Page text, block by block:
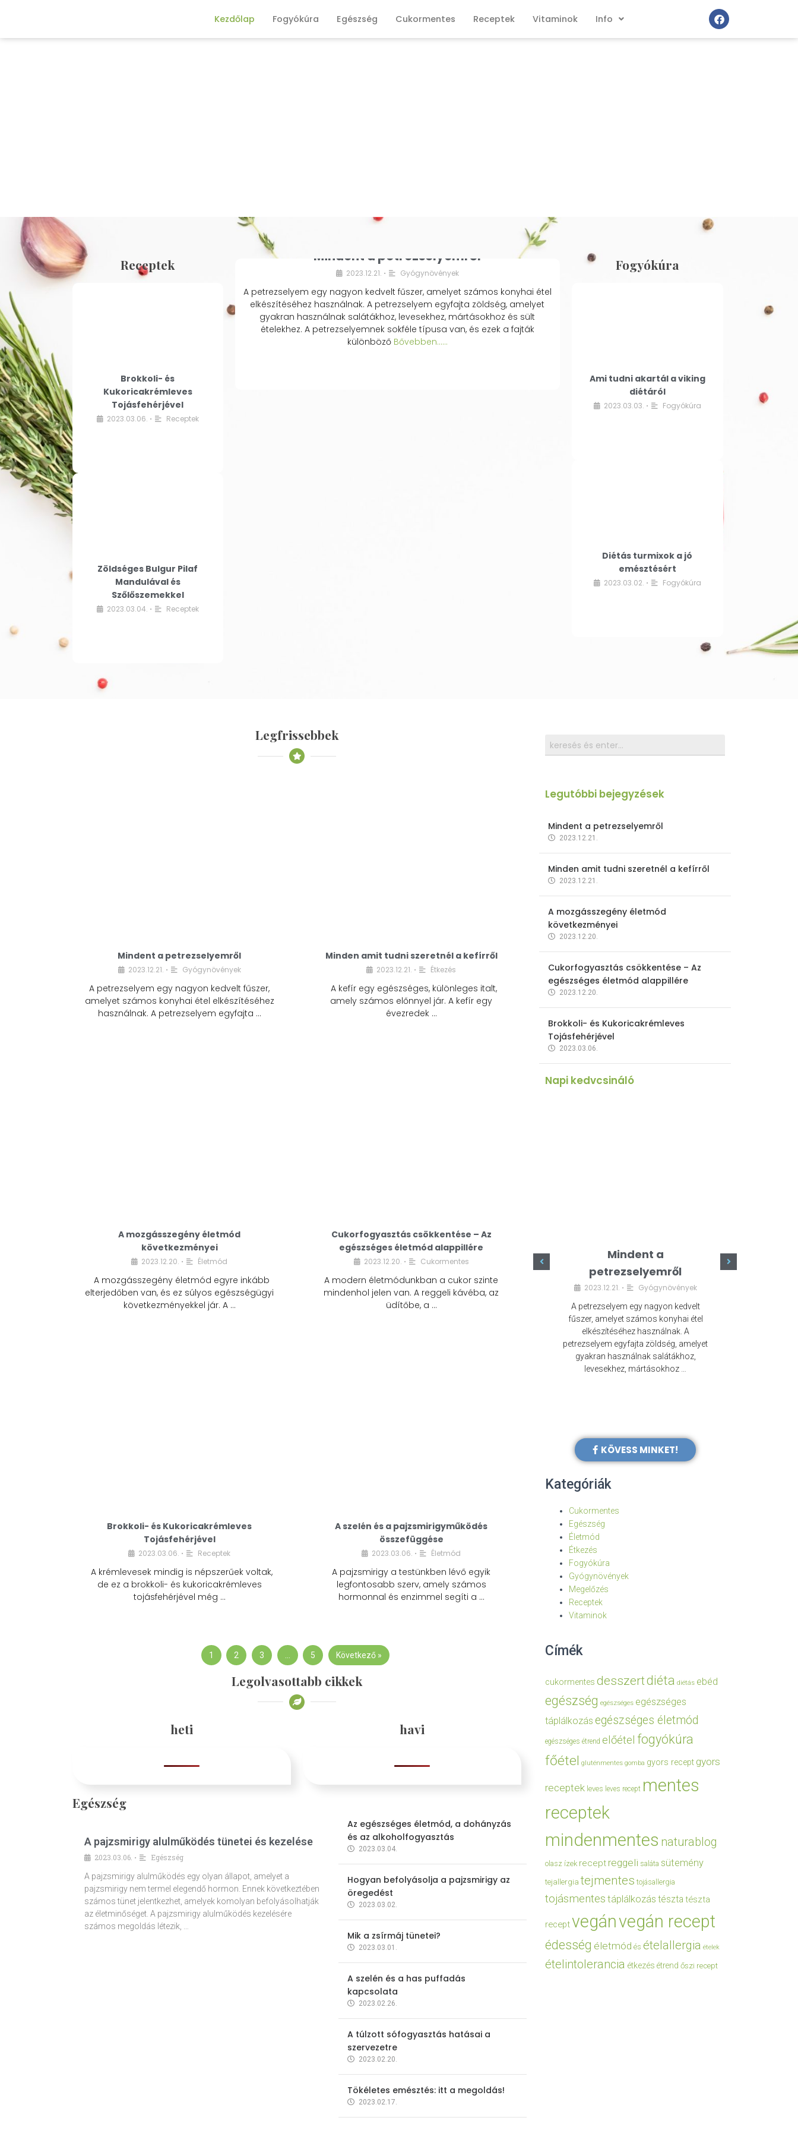
Kezdőlap Fogyókúra Egészség Cukormentes Receptek Vitaminok Info
Receptek
Brokkoli- és
Kukoricakrémleves
Tojásfehérjével
2023.03.06. • Receptek
Zöldséges Bulgur Pilaf
Mandulával és
Szőlőszemekkel
2023.03.04. • Receptek
Mindent a petrezselyemről
2023.12.21. • Gyógynövények
A petrezselyem egy nagyon kedvelt fűszer, amelyet számos konyhai étel
elkészítéséhez használnak. A petrezselyem egyfajta zöldség, amelyet
gyakran használnak salátákhoz, levesekhez, mártásokhoz és sült
ételekhez. A petrezselyemnek sokféle típusa van, és ezek a fajták
különbözőBővebben...…
Fogyókúra
Ami tudni akartál a viking
diétáról
2023.03.03. • Fogyókúra
Diétás turmixok a jó
emésztésért
2023.03.02. • Fogyókúra
Legfrissebbek
Mindent a petrezselyemről
2023.12.21. • Gyógynövények
A petrezselyem egy nagyon kedvelt fűszer,
amelyet számos konyhai étel elkészítéséhez
használnak. A petrezselyem egyfajta …
Minden amit tudni szeretnél a kefírről
2023.12.21. • Étkezés
A kefír egy egészséges, különleges italt,
amely számos előnnyel jár. A kefír egy
évezredek …
A mozgásszegény életmód
következményei
2023.12.20. • Életmód
A mozgásszegény életmód egyre inkább
elterjedőben van, és ez súlyos egészségügyi
következményekkel jár. A …
Cukorfogyasztás csökkentése – Az
egészséges életmód alappillére
2023.12.20. • Cukormentes
A modern életmódunkban a cukor szinte
mindenhol jelen van. A reggeli kávéba, az
üdítőbe, a …
Brokkoli- és Kukoricakrémleves
Tojásfehérjével
2023.03.06. • Receptek
A krémlevesek mindig is népszerűek voltak,
de ez a brokkoli- és kukoricakrémleves
tojásfehérjével még …
A szelén és a pajzsmirigyműködés
összefüggése
2023.03.06. • Életmód
A pajzsmirigy a testünkben lévő egyik
legfontosabb szerv, amely számos
hormonnal és enzimmel segíti a …
1 2 3 5 Következő »
Legolvasottabb cikkek
heti havi
Egészség
A pajzsmirigy alulműködés tünetei és kezelése
2023.03.06. •
Egészség
A pajzsmirigy alulműködés egy olyan állapot, amelyet a
pajzsmirigy nem termel elegendő hormon. Ennek következtében
számos tünet jelentkezhet, amelyek komolyan befolyásolhatják
az életminőséget. A pajzsmirigy alulműködés kezelésére
számos megoldás létezik, …
Az egészséges életmód, a dohányzás
és az alkoholfogyasztás
2023.03.04.
Hogyan befolyásolja a pajzsmirigy az
öregedést
2023.03.02.
Mik a zsírmáj tünetei?
2023.03.01.
A szelén és a has puffadás
kapcsolata
2023.02.26.
A túlzott sófogyasztás hatásai a
szervezetre
2023.02.20.
Tökéletes emésztés: itt a megoldás!
2023.02.17.
Legutóbbi bejegyzések
Mindent a petrezselyemről
2023.12.21.
Minden amit tudni szeretnél a kefírről
2023.12.21.
A mozgásszegény életmód
következményei
2023.12.20.
Cukorfogyasztás csökkentése – Az
egészséges életmód alappillére
2023.12.20.
Brokkoli- és Kukoricakrémleves
Tojásfehérjével
2023.03.06.
Napi kedvcsináló
Cukorfogyasztás
egészséges életmód
alappillére
Mindent a
petrezselyemről
2023.12.21. • Gyógynövények
A petrezselyem egy nagyon kedvelt
fűszer, amelyet számos konyhai étel
elkészítéséhez használnak. A
petrezselyem egyfajta zöldség, amelyet
gyakran használnak salátákhoz,
levesekhez, mártásokhoz …
KÖVESS MINKET!
Kategóriák
Cukormentes
Egészség
Életmód
Étkezés
Fogyókúra
Gyógynövények
Megelőzés
Receptek
Vitaminok
Címék
cukormentes desszertdiéta diétás ebéd
egészség egészséges egészséges
táplálkozás egészséges életmód
egészséges étrend előétel fogyókúra
főétel gluténmentes gomba gyors recept gyors
receptek leves leves recept mentes
receptek
mindenmentes naturablog
olasz ízek recept reggeli saláta sütemény
tejallergia tejmentes tojásallergia
tojásmentes táplálkozás tészta tészta
receptvegánvegán recept
édesség életmód és ételallergia ételek
ételintolerancia étkezés étrend őszi recept